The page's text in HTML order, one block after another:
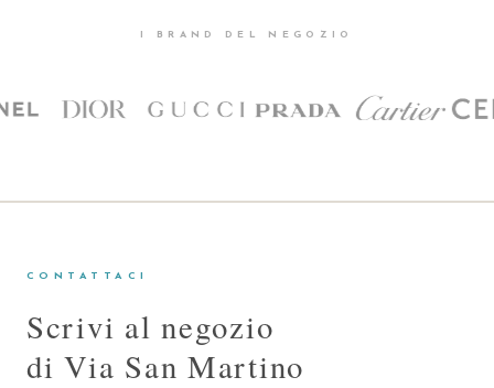
I BRAND DEL NEGOZIO
CONTATTACI
Scrivi al negozio
di Via San Martino